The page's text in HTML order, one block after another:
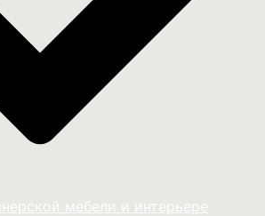
мебели и интерьере